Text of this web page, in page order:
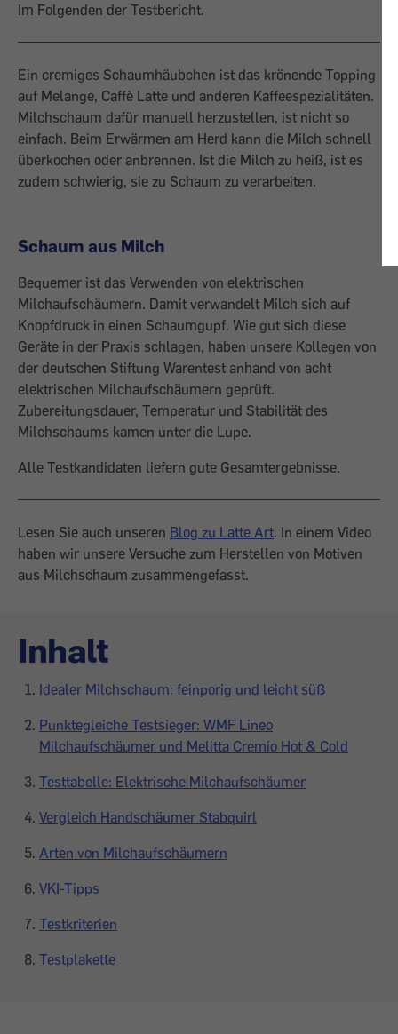
Im Folgenden der Testbericht.
Ein cremiges Schaumhäubchen ist das krönende Topping
auf Melange, Caffè Latte und anderen Kaffeespezialitäten.
Milchschaum dafür manuell herzustellen, ist nicht so
einfach. Beim Erwärmen am Herd kann die Milch schnell
überkochen oder anbrennen. Ist die Milch zu heiß, ist es
zudem schwierig, sie zu Schaum zu verarbeiten.
Schaum aus Milch
Bequemer ist das Verwenden von elektrischen
Milchaufschäumern. Damit verwandelt Milch sich auf
Knopfdruck in einen Schaumgupf. Wie gut sich diese
Geräte in der Praxis schlagen, haben unsere Kollegen von
der deutschen Stiftung Warentest ­anhand von acht
elektrischen Milchaufschäumern geprüft.
Zubereitungsdauer, Temperatur und Stabilität des
Milchschaums kamen unter die Lupe.
Alle Testkandidaten liefern gute Gesamtergebnisse.
Lesen Sie auch unseren Blog zu Latte Art. In einem Video
haben wir unsere Versuche zum Herstellen von Motiven
aus Milchschaum zusammengefasst.
Inhalt
Idealer Milchschaum: feinporig und leicht süß
Punktegleiche Testsieger: WMF Lineo
Milchaufschäumer und Melitta Cremio Hot & Cold
Testtabelle: Elektrische Milchaufschäumer
Vergleich Handschäumer Stabquirl
Arten von Milchaufschäumern
VKI-Tipps
Testkriterien
Testplakette